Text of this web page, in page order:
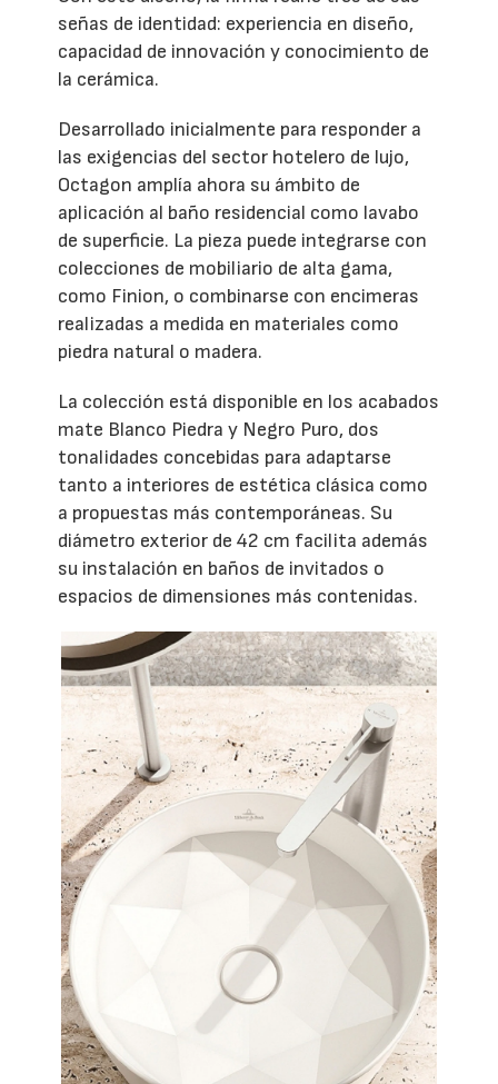
señas de identidad: experiencia en diseño,
capacidad de innovación y conocimiento de
la cerámica.
Desarrollado inicialmente para responder a
las exigencias del sector hotelero de lujo,
Octagon amplía ahora su ámbito de
aplicación al baño residencial como lavabo
de superficie. La pieza puede integrarse con
colecciones de mobiliario de alta gama,
como Finion, o combinarse con encimeras
realizadas a medida en materiales como
piedra natural o madera.
La colección está disponible en los acabados
mate Blanco Piedra y Negro Puro, dos
tonalidades concebidas para adaptarse
tanto a interiores de estética clásica como
a propuestas más contemporáneas. Su
diámetro exterior de 42 cm facilita además
su instalación en baños de invitados o
espacios de dimensiones más contenidas.